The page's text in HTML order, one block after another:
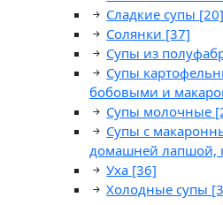
Сладкие супы [20]
Солянки [37]
Супы из
Супы
бобовыми и
Супы молочные
Супы с
домашней лапшой,
Уха [36]
Холодные супы